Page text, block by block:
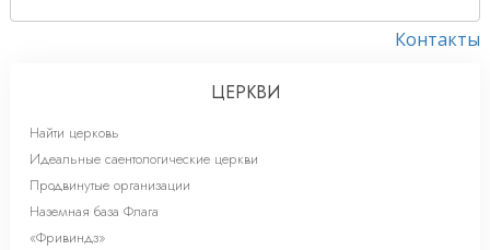
Контакты
ЦЕРКВИ
Найти церковь
Идеальные саентологические церкви
Продвинутые организации
Наземная база Флага
«Фривиндз»